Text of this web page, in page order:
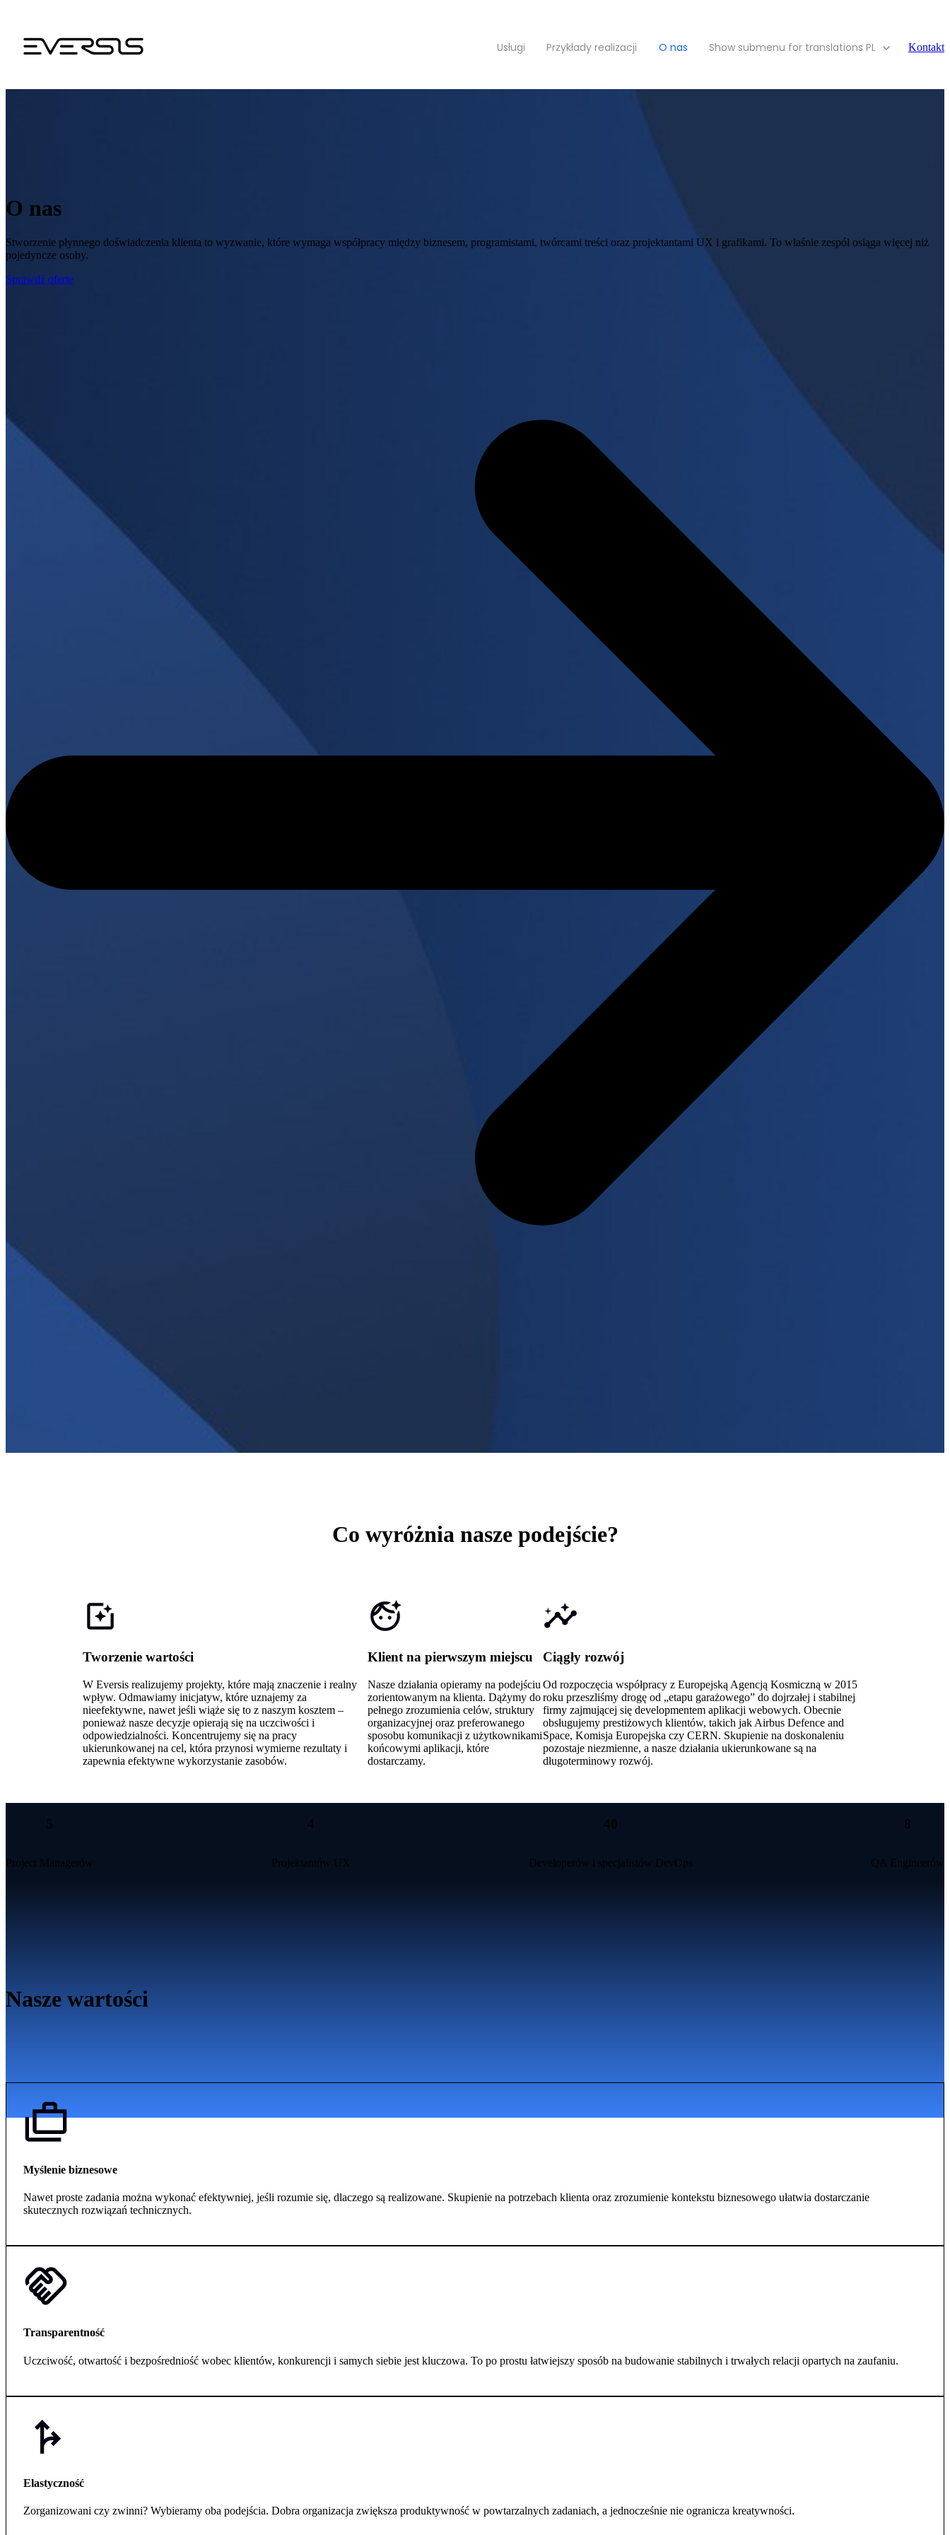
Usługi Przykłady realizacji O nas Show submenu for translations PL Kontakt
O nas
Stworzenie płynnego doświadczenia klienta to wyzwanie, które wymaga współpracy między biznesem, programistami, twórcami treści oraz projektantami UX i grafikami. To właśnie zespół osiąga więcej niż
pojedyncze osoby.
Sprawdź ofertę
Co wyróżnia nasze podejście?
Tworzenie wartości
W Eversis realizujemy projekty, które mają znaczenie i realny
wpływ. Odmawiamy inicjatyw, które uznajemy za
nieefektywne, nawet jeśli wiąże się to z naszym kosztem –
ponieważ nasze decyzje opierają się na uczciwości i
odpowiedzialności. Koncentrujemy się na pracy
ukierunkowanej na cel, która przynosi wymierne rezultaty i
zapewnia efektywne wykorzystanie zasobów.
Klient na pierwszym miejscu
Nasze działania opieramy na podejściu
zorientowanym na klienta. Dążymy do
pełnego zrozumienia celów, struktury
organizacyjnej oraz preferowanego
sposobu komunikacji z użytkownikami
końcowymi aplikacji, które
dostarczamy.
Ciągły rozwój
Od rozpoczęcia współpracy z Europejską Agencją Kosmiczną w 2015
roku przeszliśmy drogę od „etapu garażowego” do dojrzałej i stabilnej
firmy zajmującej się developmentem aplikacji webowych. Obecnie
obsługujemy prestiżowych klientów, takich jak Airbus Defence and
Space, Komisja Europejska czy CERN. Skupienie na doskonaleniu
pozostaje niezmienne, a nasze działania ukierunkowane są na
długoterminowy rozwój.
5
Project Managerów
4
Projektantów UX
40
Developerów i specjalistów DevOps
8
QA Engineerów
Nasze wartości
Myślenie biznesowe
Nawet proste zadania można wykonać efektywniej, jeśli rozumie się, dlaczego są realizowane. Skupienie na potrzebach klienta oraz zrozumienie kontekstu biznesowego ułatwia dostarczanie
skutecznych rozwiązań technicznych.
Transparentność
Uczciwość, otwartość i bezpośredniość wobec klientów, konkurencji i samych siebie jest kluczowa. To po prostu łatwiejszy sposób na budowanie stabilnych i trwałych relacji opartych na zaufaniu.
Elastyczność
Zorganizowani czy zwinni? Wybieramy oba podejścia. Dobra organizacja zwiększa produktywność w powtarzalnych zadaniach, a jednocześnie nie ogranicza kreatywności.